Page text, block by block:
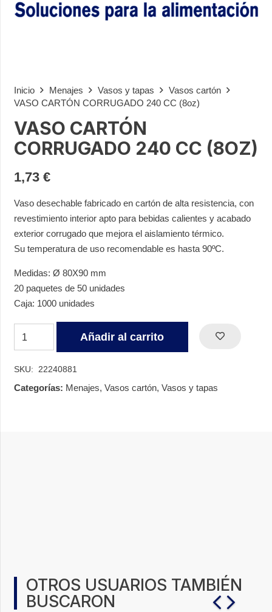
Inicio Menajes Vasos y tapas
Vasos cartón
VASO CARTÓN CORRUGADO 240 CC (8oz)
VASO CARTÓN
CORRUGADO 240 CC (8OZ)
1,73 €
Vaso desechable fabricado en cartón de alta resistencia, con
revestimiento interior apto para bebidas calientes y acabado
exterior corrugado que mejora el aislamiento térmico.
Su temperatura de uso recomendable es hasta 90ºC.
Medidas: Ø 80X90 mm
20 paquetes de 50 unidades
Caja: 1000 unidades
CC
Añadir al carrito
SKU: 22240881
Categorías: Menajes, Vasos cartón, Vasos y tapas
OTROS USUARIOS TAMBIÉN
BUSCARON